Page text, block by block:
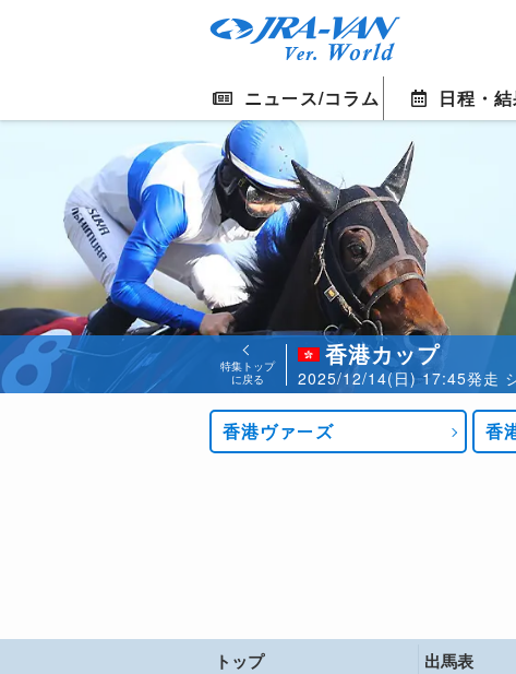
ニュース/コラム 日程・
特集トップ
に戻る
香港カップ
2025/12/14(日) 17:45発走
香港ヴァーズ 香
トップ 出馬表